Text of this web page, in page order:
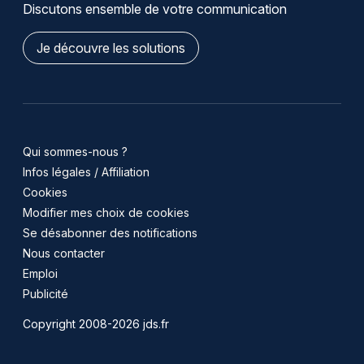
Discutons ensemble de votre communication
Je découvre les solutions
Qui sommes-nous ?
Infos légales / Affiliation
Cookies
Modifier mes choix de cookies
Se désabonner des notifications
Nous contacter
Emploi
Publicité
Copyright 2008-2026 jds.fr